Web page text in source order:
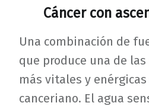
Cáncer con
Una combinación de
que produce una de
más vitales y
canceriano. El agua